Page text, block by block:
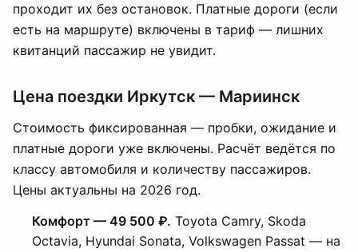
проходит их без остановок. Платные дороги (если
есть на маршруте) включены в тариф — лишних
квитанций пассажир не увидит.
Цена поездки Иркутск — Мариинск
Стоимость фиксированная — пробки, ожидание и
платные дороги уже включены. Расчёт ведётся по
классу автомобиля и количеству пассажиров.
Цены актуальны на 2026 год.
Комфорт — 49 500 ₽. Toyota Camry, Skoda
Octavia, Hyundai Sonata, Volkswagen Passat — на